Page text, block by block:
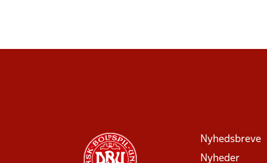
Nyhedsbreve
Nyheder